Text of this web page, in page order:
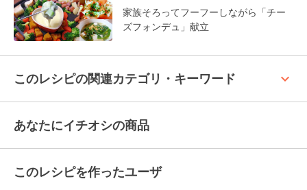
家族そろってフーフーしながら「チー
ズフォンデュ」献立
このレシピの関連カテゴリ・キーワード keyboard_arrow_up
あなたにイチオシの商品
このレシピを作ったユーザ